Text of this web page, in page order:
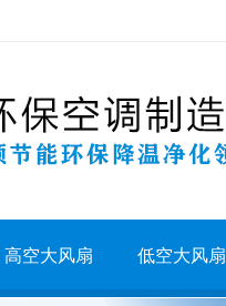
高空大风扇 低空大风扇